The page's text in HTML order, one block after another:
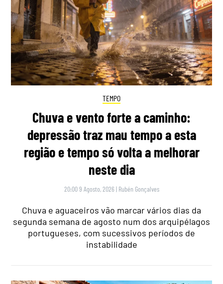
TEMPO
Chuva e vento forte a caminho:
depressão traz mau tempo a esta
região e tempo só volta a melhorar
neste dia
20:00 9 Agosto, 2026 | Rubén Gonçalves
Chuva e aguaceiros vão marcar vários dias da
segunda semana de agosto num dos arquipélagos
portugueses, com sucessivos períodos de
instabilidade